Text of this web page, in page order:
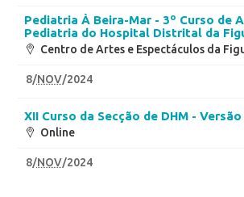
Pediatria À Beira-Mar - 3º Curso de
Pediatria do Hospital Distrital da
Centro de Artes e Espectáculos da
8/NOV/2024
XII Curso da Secção de DHM -
Online
8/NOV/2024